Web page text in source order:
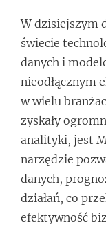
W dzisiejszym
świecie
danych i
nieodłącznym
w wielu
zyskały
analityki, jest
narzędzie
danych,
działań, co
efektywność